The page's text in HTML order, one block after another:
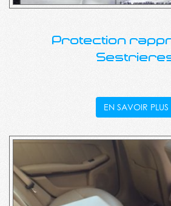
Protection
EN SAVOIR PLUS